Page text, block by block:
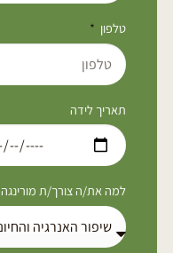
טלפון
תאריך לידה
למה את/ה צורך/ת מורינגה